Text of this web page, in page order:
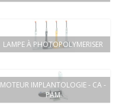
LAMPE À PHOTOPOLYMERISER
MOTEUR IMPLANTOLOGIE - CA -
PAM